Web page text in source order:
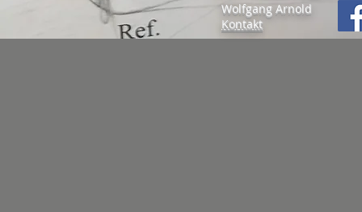
Wolfgang Arnold
Kontakt